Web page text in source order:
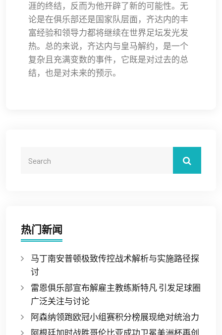
涯的终结，反而为他开辟了新的可能性。无
论是在俱乐部还是国家队层面，齐达内的丰
富经验和领导力都将继续在世界足坛发光发
热。总的来说，齐达内与皇马解约，是一个
复杂且充满变数的事件，它既是对过去的总
结，也是对未来的预示。
热门新闻
马丁南安普顿极致传控战术解析与实施路径探
讨
雷恩俱乐部宣布解雇主教练斯特凡 引发足球圈
广泛关注与讨论
阿森纳领跑欧冠小组赛积分榜展现绝对统治力
阿根廷加时战胜哥伦比亚成功卫冕美洲杯再创